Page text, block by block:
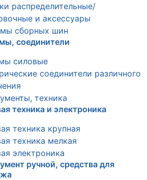
распределительные/
и аксессуары
сборных шин
соединители
силовые
соединители различного
техника
техника и электроника
техника крупная
техника мелкая
электроника
ручной, средства для